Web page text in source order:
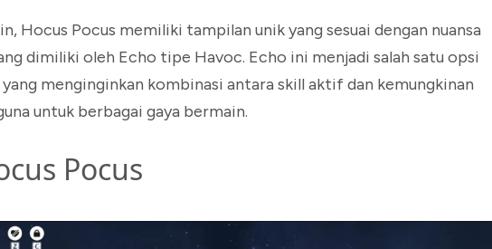
Hocus Pocus memiliki tampilan unik yang sesuai dengan nuansa
dimiliki oleh Echo tipe Havoc. Echo ini menjadi salah satu opsi
menginginkan kombinasi antara skill aktif dan kemungkinan
untuk berbagai gaya bermain.
Pocus